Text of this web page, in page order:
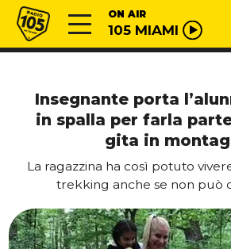
Vai al contenuto
Radio 105 ON AIR
105 MIAMI
Insegnante porta
in spalla per farla
gita in
La ragazzina ha così potuto
trekking anche se non può